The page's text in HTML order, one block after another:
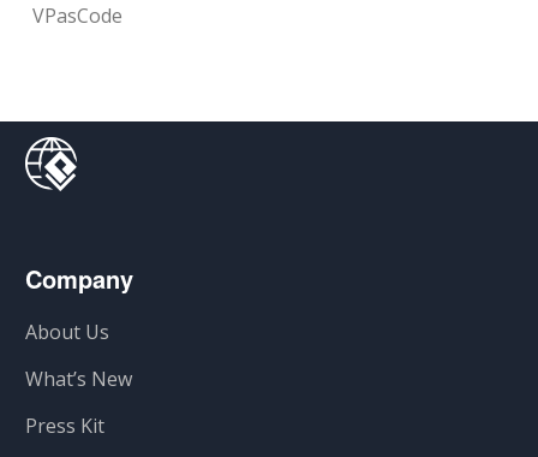
VPasCode
Company
About Us
What’s New
Press Kit